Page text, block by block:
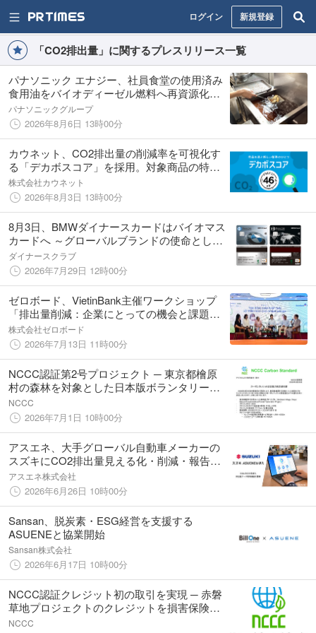
ログイン 新規登録
「CO2排出量」に関するプレスリリース一覧
パナソニック エナジー、社員食堂の使用済み
食用油をバイオディーゼル燃料へ再資源化す
る取り組みを国内全拠点で開始 ～年間約19ト
ンのCO2排出量の削減に貢献し、資源循環の
取り組みを推進～
パナソニックグループ
2026年8月6日 13時00分
カウネット、CO2排出量の削減率を可視化す
る「デカボスコア」を採用。対象商品の特設
ページを公開
株式会社カウネット
2026年8月3日 13時00分
8月3日、BMWダイナースカードはバイオマス
カードへ ～グローバルブランドの使命として
サステイナビリティへの取り組みをさらに強
化～
ダイナースクラブ
2026年7月29日 12時00分
ゼロボード、VietinBank主催ワークショップ
「排出量削減：企業にとっての機会と課題」
に登壇
株式会社ゼロボード
2026年7月13日 11時00分
NCCC認証第2号プロジェクト ─ 東京都檜原
村の森林を対象とした日本版ボランタリーク
レジットを認証
NCCC
2026年7月1日 10時00分
アスエネ、大手グローバル自動車メーカーの
スズキにCO2排出量見える化・削減・報告ク
ラウド「ASUENE」を導入
アスエネ株式会社
2026年6月26日 10時00分
Sansan、脱炭素・ESG経営を支援する
ASUENEと協業開始
Sansan株式会社
2026年6月17日 10時00分
NCCC認証クレジット初の取引を実現 ─ 赤磐
草地プロジェクトのクレジットを損害保険ジ
ャパン株式会社が購入
NCCC